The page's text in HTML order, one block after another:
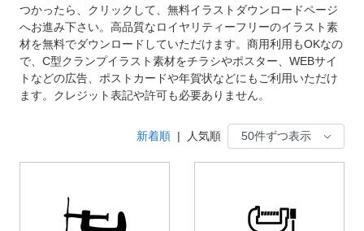
つかったら、クリックして、無料イラストダウンロードページ
へお進み下さい。高品質なロイヤリティーフリーのイラスト素
材を無料でダウンロードしていただけます。商用利用もOKなの
で、C型クランプイラスト素材をチラシやポスター、WEBサイ
トなどの広告、ポストカードや年賀状などにもご利用いただけ
ます。クレジット表記や許可も必要ありません。
新着順 | 人気順